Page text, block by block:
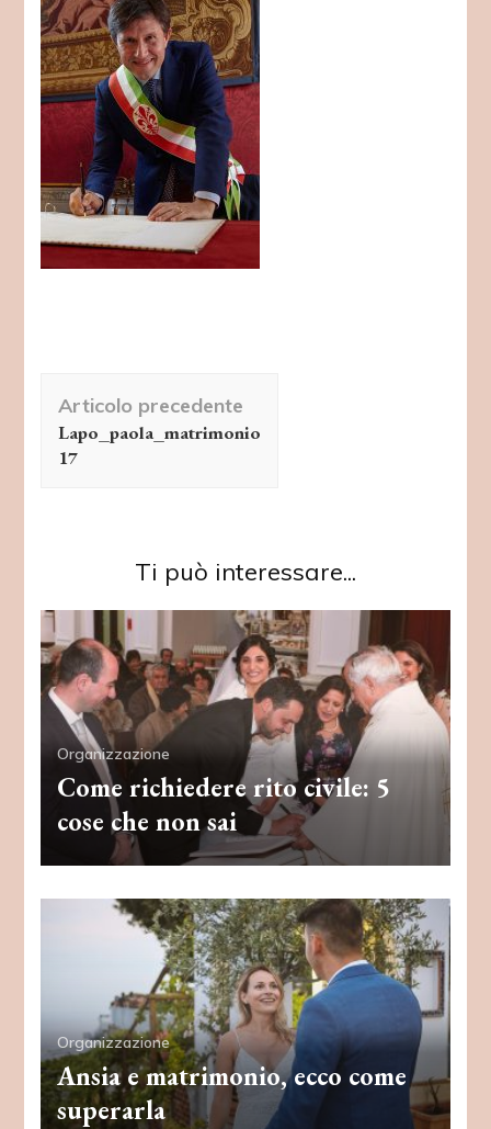
articolo
Articolo precedente
Lapo_paola_matrimonio
17
Ti può interessare...
Organizzazione
Come richiedere rito civile: 5
cose che non sai
Organizzazione
Ansia e matrimonio, ecco come
superarla